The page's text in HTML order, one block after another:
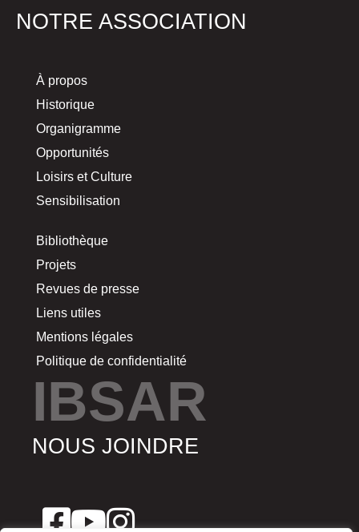
NOTRE ASSOCIATION
À propos
Historique
Organigramme
Opportunités
Loisirs et Culture
Sensibilisation
Bibliothèque
Projets
Revues de presse
Liens utiles
Mentions légales
Politique de confidentialité
IBSAR
NOUS JOINDRE